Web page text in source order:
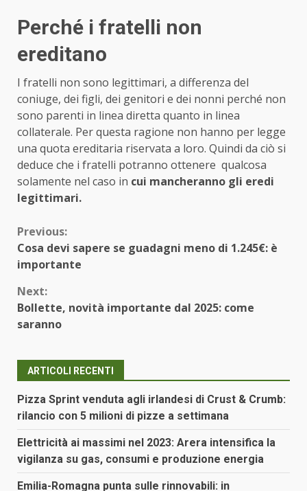
Perché i fratelli non
ereditano
I fratelli non sono legittimari, a differenza del
coniuge, dei figli, dei genitori e dei nonni perché non
sono parenti in linea diretta quanto in linea
collaterale. Per questa ragione non hanno per legge
una quota ereditaria riservata a loro. Quindi da ciò si
deduce che i fratelli potranno ottenere qualcosa
solamente nel caso in cui mancheranno gli eredi
legittimari.
Continue
Reading
Previous:
Cosa devi sapere se guadagni meno di 1.245€: è
importante
Next:
Bollette, novità importante dal 2025: come
saranno
ARTICOLI RECENTI
Pizza Sprint venduta agli irlandesi di Crust & Crumb:
rilancio con 5 milioni di pizze a settimana
Elettricità ai massimi nel 2023: Arera intensifica la
vigilanza su gas, consumi e produzione energia
Emilia-Romagna punta sulle rinnovabili: in